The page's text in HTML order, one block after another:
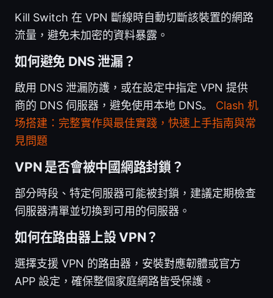
Kill Switch 在 VPN 斷線時自動切斷該裝置的網路
流量，避免未加密的資料暴露。
如何避免 DNS 泄漏？
啟用 DNS 泄漏防護，或在設定中指定 VPN 提供
商的 DNS 伺服器，避免使用本地 DNS。 Clash 机
场搭建：完整實作與最佳實踐，快速上手指南與常
見問題
VPN 是否會被中國網路封鎖？
部分時段、特定伺服器可能被封鎖，建議定期檢查
伺服器清單並切換到可用的伺服器。
如何在路由器上設 VPN？
選擇支援 VPN 的路由器，安裝對應韌體或官方
APP 設定，確保整個家庭網路皆受保護。